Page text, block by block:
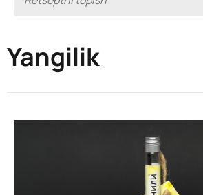
Yangilik